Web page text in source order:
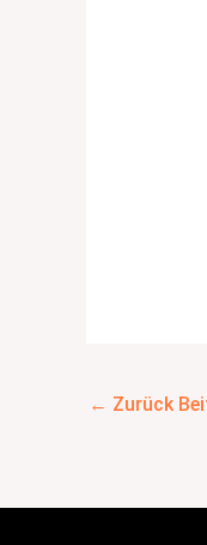
← Zurück